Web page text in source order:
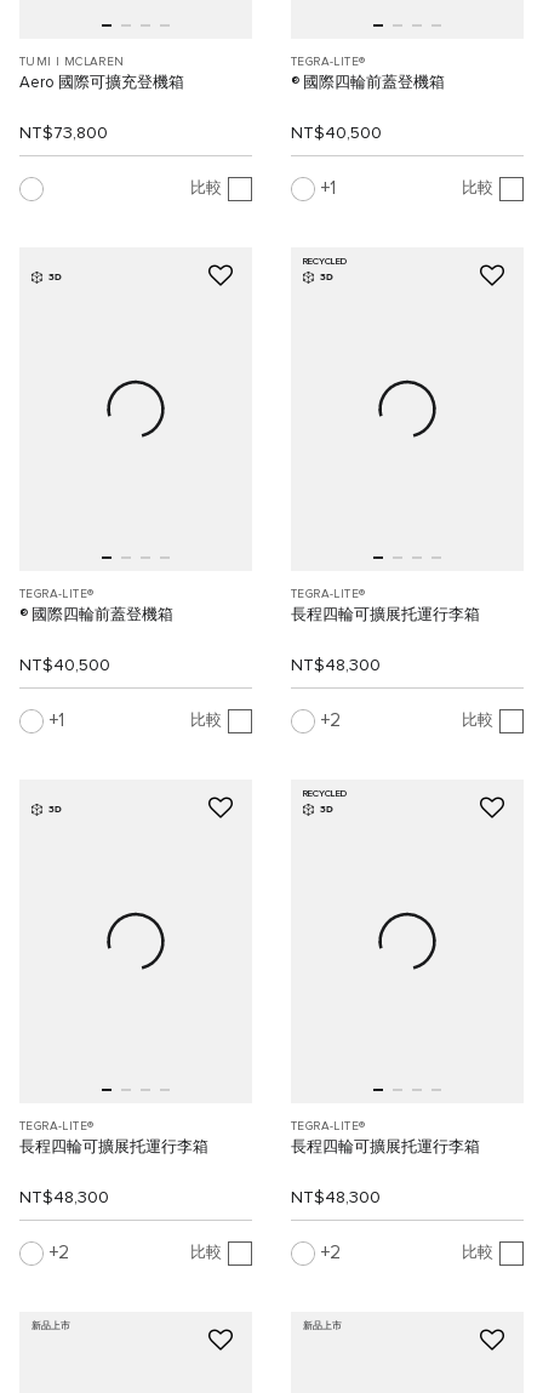
TUMI I MCLAREN
Aero 國際可擴充登機箱
NT$73,800
比較
TEGRA-LITE®
® 國際四輪前蓋登機箱
NT$40,500
1 比較
3D
TEGRA-LITE®
® 國際四輪前蓋登機箱
NT$40,500
1 比較
RECYCLED
3D
TEGRA-LITE®
長程四輪可擴展托運行李箱
NT$48,300
2 比較
3D
TEGRA-LITE®
長程四輪可擴展托運行李箱
NT$48,300
2 比較
RECYCLED
3D
TEGRA-LITE®
長程四輪可擴展托運行李箱
NT$48,300
2 比較
新品上市 新品上市